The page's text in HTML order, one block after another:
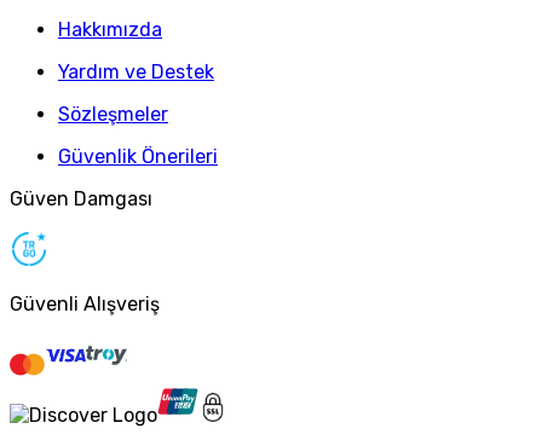
Hakkımızda
Yardım ve Destek
Sözleşmeler
Güvenlik Önerileri
Güven Damgası
Güvenli Alışveriş